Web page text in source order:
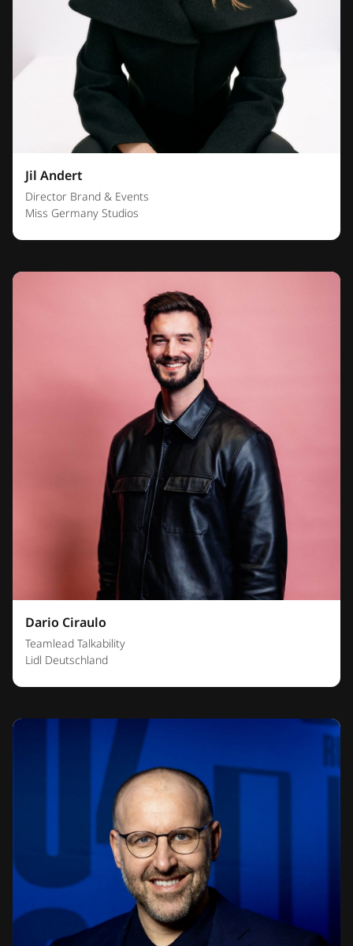
Jil Andert
Director Brand & Events
Miss Germany Studios
Dario Ciraulo
Teamlead Talkability
Lidl Deutschland